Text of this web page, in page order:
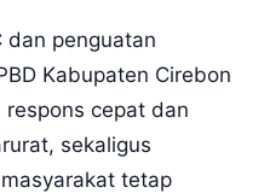
dan penguatan
Kabupaten Cirebon
cepat dan
sekaligus
tetap